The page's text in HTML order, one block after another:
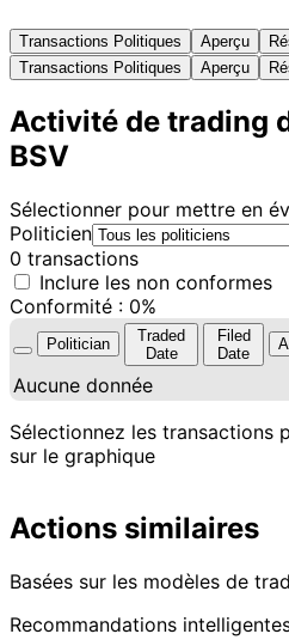
Transactions Politiques Aperçu
Transactions Politiques
Aperçu
Activité de trading
BSV
Sélectionner pour mettre en
Politicien
0 transactions
Inclure les non conformes
Conformité : 0%
Politician
Traded
Date
Filed
Date
Aucune donnée
Sélectionnez les transactions
sur le graphique
Actions similaires
Basées sur les modèles de
Recommandations